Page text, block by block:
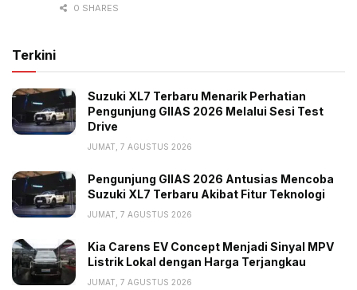
0 SHARES
Terkini
Suzuki XL7 Terbaru Menarik Perhatian
Pengunjung GIIAS 2026 Melalui Sesi Test
Drive
JUMAT, 7 AGUSTUS 2026
Pengunjung GIIAS 2026 Antusias Mencoba
Suzuki XL7 Terbaru Akibat Fitur Teknologi
JUMAT, 7 AGUSTUS 2026
Kia Carens EV Concept Menjadi Sinyal MPV
Listrik Lokal dengan Harga Terjangkau
JUMAT, 7 AGUSTUS 2026